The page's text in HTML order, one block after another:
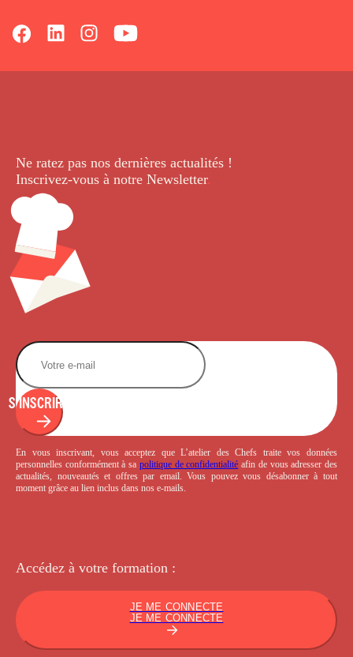
Ne ratez pas nos dernières actualités !
Inscrivez-vous à notre Newsletter.
S'INSCRIRE
En vous inscrivant, vous acceptez que L’atelier des Chefs traite vos données
personnelles conformément à sa politique de confidentialité afin de vous adresser des
actualités, nouveautés et offres par email. Vous pouvez vous désabonner à tout
moment grâce au lien inclus dans nos e-mails.
Accédez à votre formation :
JE ME CONNECTE
JE ME CONNECTE